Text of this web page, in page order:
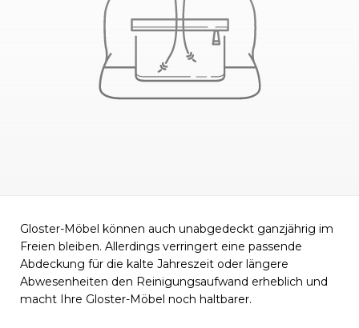
Gloster-Möbel können auch unabgedeckt ganzjährig im
Freien bleiben. Allerdings verringert eine passende
Abdeckung für die kalte Jahreszeit oder längere
Abwesenheiten den Reinigungsaufwand erheblich und
macht Ihre Gloster-Möbel noch haltbarer.